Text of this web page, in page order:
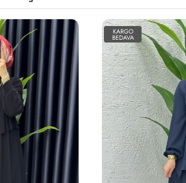
KARGO
BEDAVA